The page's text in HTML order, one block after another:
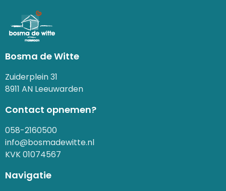
Bosma de Witte
Zuiderplein 31
8911 AN Leeuwarden
Contact opnemen?
058-2160500
info@bosmadewitte.nl
KVK 01074567
Navigatie